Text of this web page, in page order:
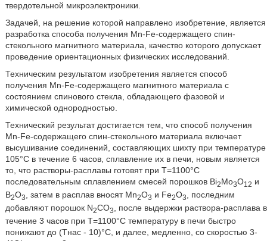
твердотельной микроэлектроники.
Задачей, на решение которой направлено изобретение, является
разработка способа получения Mn-Fe-содержащего спин-
стекольного магнитного материала, качество которого допускает
проведение ориентационных физических исследований.
Техническим результатом изобретения является способ
получения Mn-Fe-содержащего магнитного материала с
состоянием спинового стекла, обладающего фазовой и
химической однородностью.
Технический результат достигается тем, что способ получения
Mn-Fe-содержащего спин-стекольного материала включает
высушивание соединений, составляющих шихту при температуре
105°С в течение 6 часов, сплавление их в печи, новым является
то, что растворы-расплавы готовят при Т=1100°С
последовательным сплавлением смесей порошков Bi2Mo3O12 и
В2О3, затем в расплав вносят Mn2O3 и Fe2O3, последним
добавляют порошок N2CO3
, после выдержки раствора-расплава в
течение 3 часов при Т=1100°С температуру в печи быстро
понижают до (Тнас - 10)°С, и далее, медленно, со скоростью 3-